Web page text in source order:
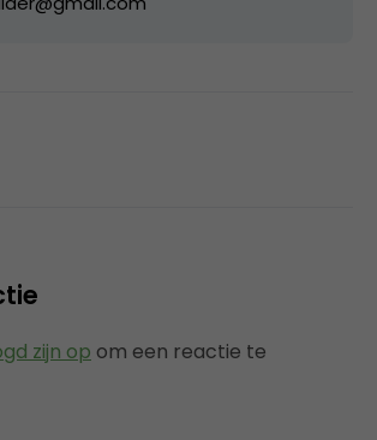
zijn op om een reactie te